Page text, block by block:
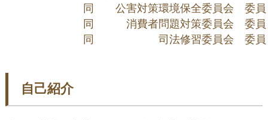
  　　　　　　同　　公害対策環境保全委員会　委員
  　　　　　　同　　　消費者問題対策委員会　委員
  　　　　　　同　　　　　　司法修習委員会　委員
自己紹介